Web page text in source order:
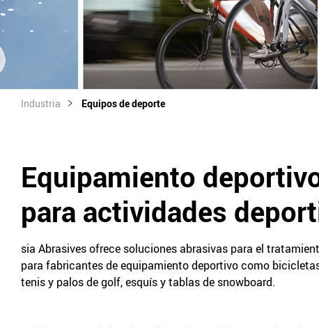
Industria Equipos de deporte
Equipamiento
para actividades
sia Abrasives ofrece soluciones abrasivas para el
para fabricantes de equipamiento deportivo como
tenis y palos de golf, esquís y tablas de snowboard.